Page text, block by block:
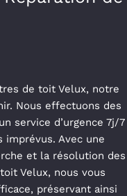
de toit Velux, notre
Nous effectuons des
service d’urgence 7j/7
Avec une
et la résolution des
Velux, nous vous
préservant ainsi